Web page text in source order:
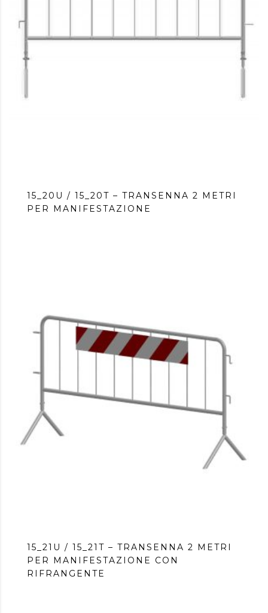
15_20U / 15_20T – TRANSENNA 2 METRI
PER MANIFESTAZIONE
15_21U / 15_21T – TRANSENNA 2 METRI
PER MANIFESTAZIONE CON
RIFRANGENTE